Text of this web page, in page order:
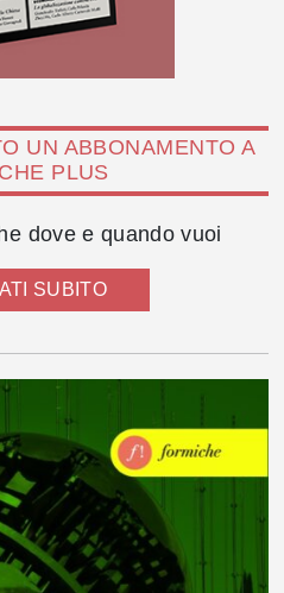
UN ABBONAMENTO A
PLUS
dove e quando vuoi
SUBITO